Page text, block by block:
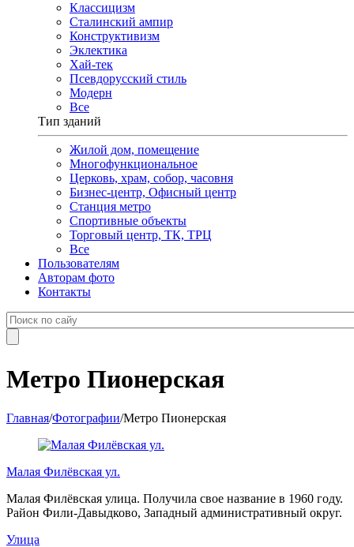
Классицизм
Сталинский ампир
Конструктивизм
Эклектика
Хай-тек
Псевдорусский стиль
Модерн
Все
Тип зданий
Жилой дом, помещение
Многофункциональное
Церковь, храм, собор, часовня
Бизнес-центр, Офисный центр
Станция метро
Спортивные объекты
Торговый центр, ТК, ТРЦ
Все
Пользователям
Авторам фото
Контакты
Метро Пионерская
Главная/Фотографии/Метро Пионерская
Малая Филёвская ул.
Малая Филёвская улица. Получила свое название в 1960 году.
Район Фили-Давыдково, Западный административный округ.
Улица